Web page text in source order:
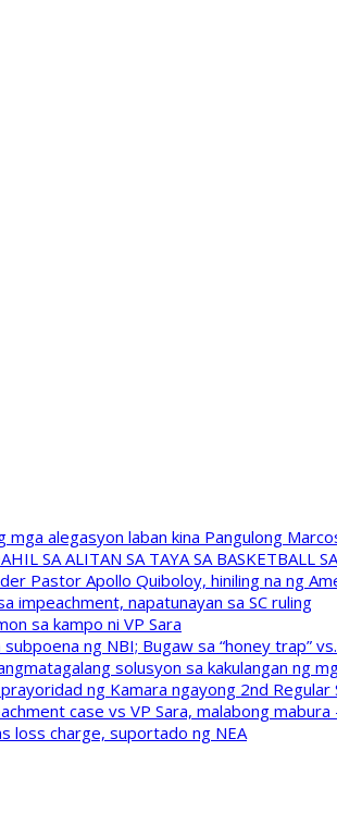
mga alegasyon laban kina Pangulong
SA ALITAN SA TAYA SA BASKETBALL
Pastor Apollo Quiboloy, hiniling na ng
impeachment, napatunayan sa SC ruling
sa kampo ni VP Sara
ng NBI; Bugaw sa “honey trap”
solusyon sa kakulangan ng
ng Kamara ngayong 2nd
case vs VP Sara, malabong
loss charge, suportado ng NEA